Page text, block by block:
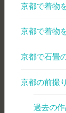
京都で着物
京都で着物
京都で石畳
京都の前撮
過去の